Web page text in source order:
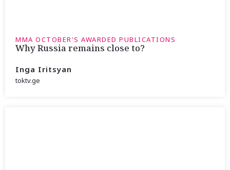
MMA OCTOBER'S AWARDED PUBLICATIONS
Why Russia remains close to?
Inga Iritsyan
toktv.ge